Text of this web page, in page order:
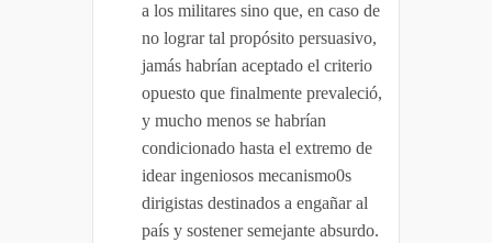
a los militares sino que, en caso de
no lograr tal propósito persuasivo,
jamás habrían aceptado el criterio
opuesto que finalmente prevaleció,
y mucho menos se habrían
condicionado hasta el extremo de
idear ingeniosos mecanismo0s
dirigistas destinados a engañar al
país y sostener semejante absurdo.